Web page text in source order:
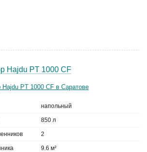
Hajdu PT 1000 CF
напольный
850 л
2
9.6 м²